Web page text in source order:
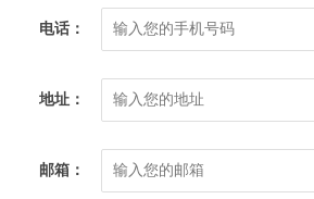
电话：
地址：
邮箱：